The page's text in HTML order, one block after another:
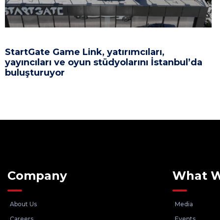
StartGate Game Link, yatırımcıları,
yayıncıları ve oyun stüdyolarını İstanbul’da
buluşturuyor
Company
About Us
What
Media